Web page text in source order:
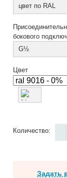
цвет по RAL
бокового
G½
Цвет
Количество:
Задать